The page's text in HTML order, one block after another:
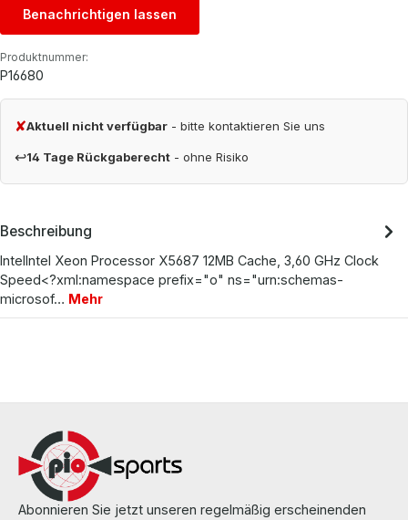
Benachrichtigen lassen
Produktnummer:
P16680
✘Aktuell nicht verfügbar - bitte kontaktieren Sie uns
↩14 Tage Rückgaberecht - ohne Risiko
Beschreibung
IntelIntel Xeon Processor X5687 12MB Cache, 3,60 GHz Clock
Speed<?xml:namespace prefix="o" ns="urn:schemas-
microsof… Mehr
Abonnieren Sie jetzt unseren regelmäßig erscheinenden